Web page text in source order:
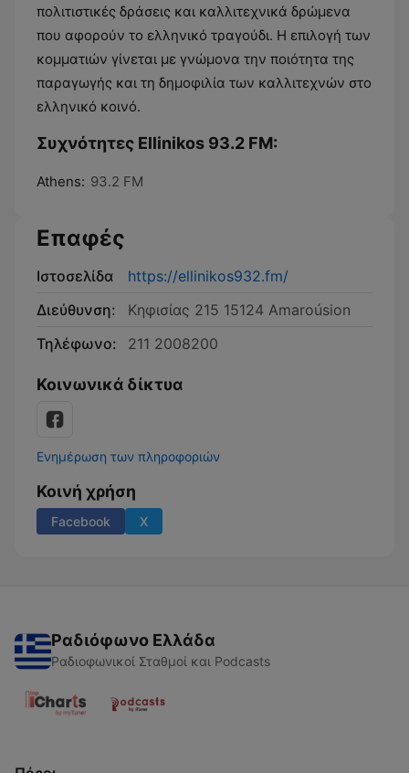
πολιτιστικές δράσεις και καλλιτεχνικά δρώμενα
που αφορούν το ελληνικό τραγούδι. Η επιλογή των
κομματιών γίνεται με γνώμονα την ποιότητα της
παραγωγής και τη δημοφιλία των καλλιτεχνών στο
ελληνικό κοινό.
Συχνότητες Ellinikos 93.2 FM:
Athens: 93.2 FM
Επαφές
Ιστοσελίδα
https://ellinikos932.fm/
Διεύθυνση:
Κηφισίας 215 15124 Amaroúsion
Τηλέφωνο:
211 2008200
Κοινωνικά δίκτυα
Ενημέρωση των πληροφοριών
Κοινή χρήση
Facebook X
Ραδιόφωνο Ελλάδα
Ραδιοφωνικοί Σταθμοί και Podcasts